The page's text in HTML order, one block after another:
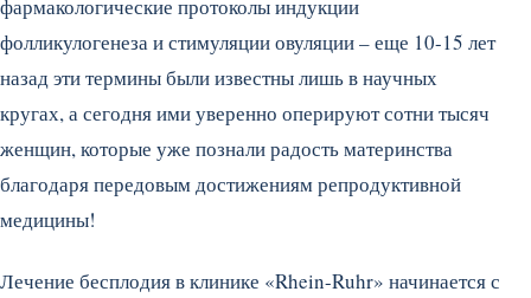
фармакологические протоколы индукции
фолликулогенеза и стимуляции овуляции – еще 10-15 лет
назад эти термины были известны лишь в научных
кругах, а сегодня ими уверенно оперируют сотни тысяч
женщин, которые уже познали радость материнства
благодаря передовым достижениям репродуктивной
медицины!
Лечение бесплодия в клинике «Rhein-Ruhr» начинается с